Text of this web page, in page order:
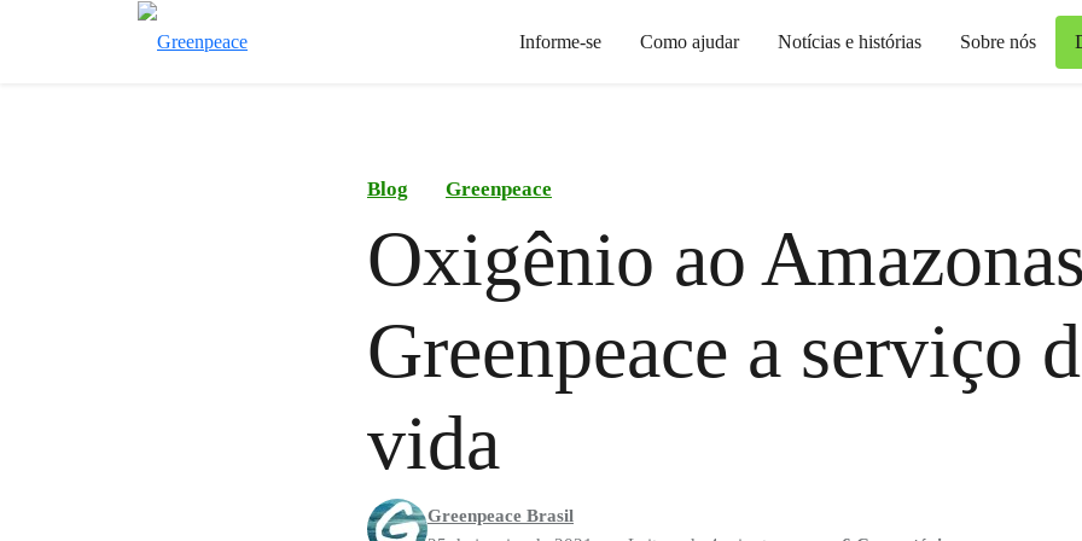
Informe-se Como ajudar Notícias e histórias Sobre nós
Blog Greenpeace
Oxigênio ao
Greenpeace a serviço
vida
Greenpeace Brasil